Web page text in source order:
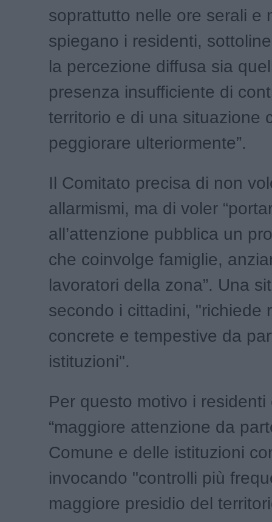
soprattutto nelle ore serali e
spiegano i residenti,
la percezione diffusa sia
presenza insufficiente di
territorio e di una situazione
peggiorare ulteriormente”.
Il Comitato precisa di non
allarmismi, ma di voler
all’attenzione pubblica un
che coinvolge famiglie,
lavoratori della zona”. Una
secondo i cittadini, "richiede
concrete e tempestive da
istituzioni".
Per questo motivo i residenti
“maggiore attenzione da
Comune e delle istituzioni
invocando "controlli più
maggiore presidio del